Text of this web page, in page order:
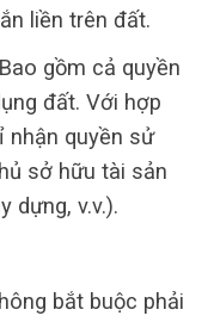
liền trên đất.
gồm cả quyền
đất. Với hợp
nhận quyền sử
sở hữu tài sản
dựng, v.v.).
bắt buộc phải